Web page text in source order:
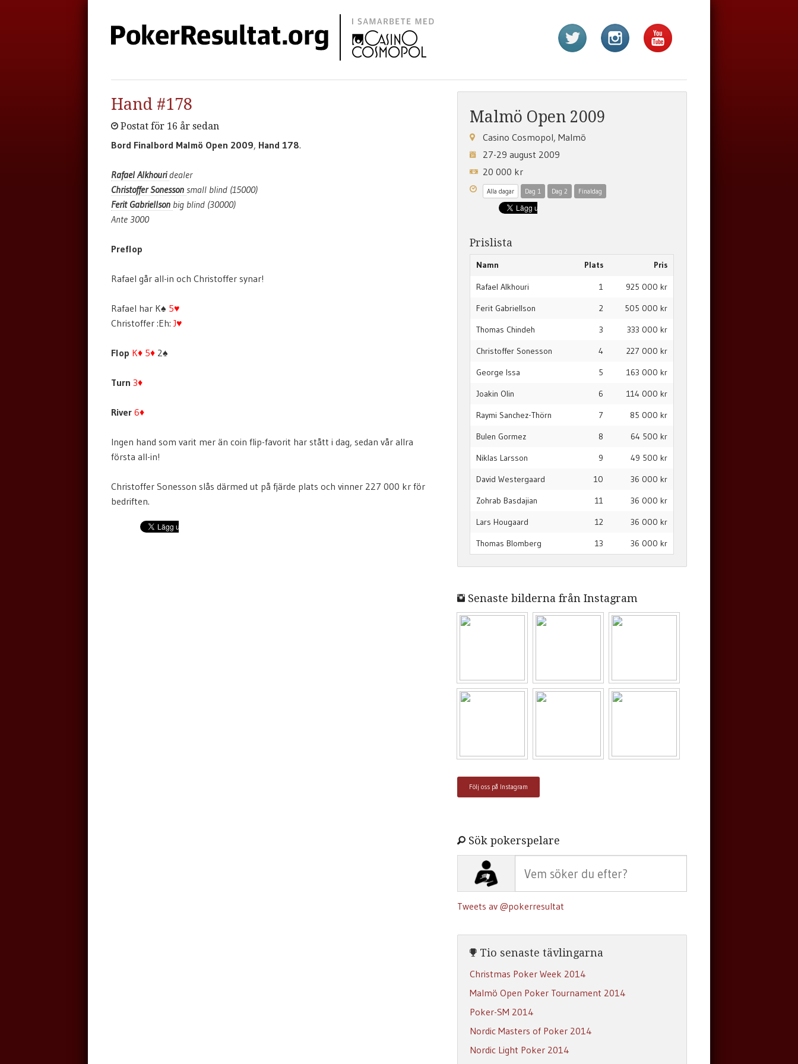
Hand #178
Postat för 16 år sedan
Bord Finalbord Malmö Open 2009, Hand 178.
Rafael Alkhouridealer
Christoffer Sonesson small blind (15000)
Ferit Gabriellson big blind (30000)
Ante 3000
Preflop
Rafael går all-in och Christoffer synar!
Rafael har K♠ 5♥
Christoffer :Eh: J♥
Flop K♦ 5♦ 2♠
Turn 3♦
River 6♦
Ingen hand som varit mer än coin flip-favorit har stått i dag, sedan vår allra
första all-in!
Christoffer Sonesson slås därmed ut på fjärde plats och vinner 227 000 kr för
bedriften.
Malmö Open 2009
Casino Cosmopol, Malmö
27-29 august 2009
20 000 kr
Alla dagar Dag 1 Dag 2 Finaldag
Prislista
Namn Plats Pris
Rafael Alkhouri 1
925 000 kr
Ferit Gabriellson
2
505 000 kr
Thomas Chindeh
3
333 000 kr
Christoffer Sonesson
4
227 000 kr
George Issa
5
163 000 kr
Joakin Olin
6
114 000 kr
Raymi Sanchez-Thörn
7
85 000 kr
Bulen Gormez
8
64 500 kr
Niklas Larsson
9
49 500 kr
David Westergaard
10
36 000 kr
Zohrab Basdajian
11
36 000 kr
Lars Hougaard
12
36 000 kr
Thomas Blomberg
13 36 000 kr
Senaste bilderna från Instagram
Följ oss på Instagram
Sök pokerspelare
Tweets av @pokerresultat
Tio senaste tävlingarna
Christmas Poker Week 2014
Malmö Open Poker Tournament 2014
Poker-SM 2014
Nordic Masters of Poker 2014
Nordic Light Poker 2014